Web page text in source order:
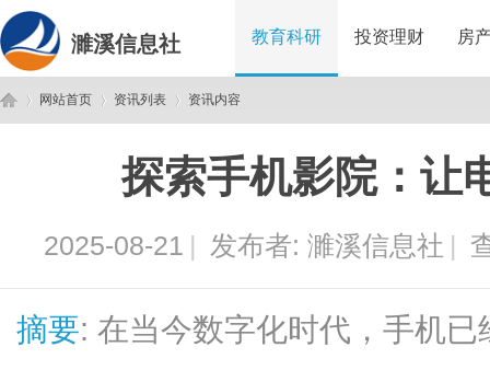
濉溪信息社 教育科研 投资理财 房
网站首页 资讯列表
›
资讯内容
探索手机影院：让
2025-08-21 | 发布者: 濉溪信息社 |
摘要: 在当今数字化时代，手机